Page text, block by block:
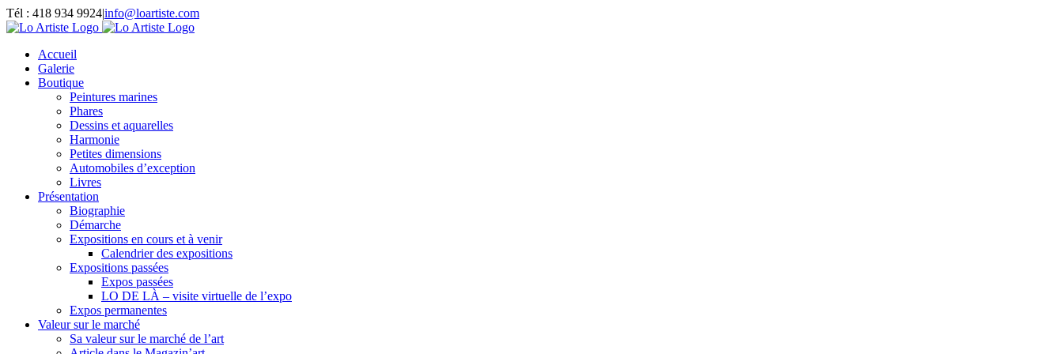
Passer
au
Tél : 418 934 9924|info@loartiste.com
Facebook
Instagram
Email
Pinterest
YouTube
Accueil
Galerie
Boutique
Peintures marines
Phares
Dessins et aquarelles
Harmonie
Petites dimensions
Automobiles d’exception
Livres
Présentation
Biographie
Démarche
Expositions en cours et à venir
Calendrier des expositions
Expositions passées
Expos passées
LO DE LÀ – visite virtuelle de l’expo
Expos permanentes
Valeur sur le marché
Sa valeur sur le marché de l’art